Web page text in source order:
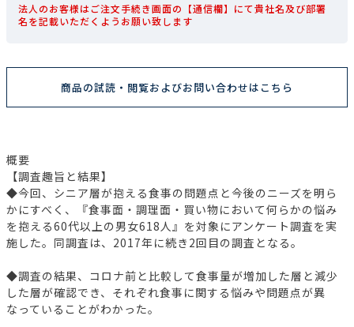
法人のお客様はご注文手続き画面の【通信欄】にて貴社名及び部署
名を記載いただくようお願い致します
商品の試読・閲覧およびお問い合わせはこちら
概要
【調査趣旨と結果】
◆今回、シニア層が抱える食事の問題点と今後のニーズを明ら
かにすべく、『食事面・調理面・買い物において何らかの悩み
を抱える60代以上の男女618人』を対象にアンケート調査を実
施した。同調査は、2017年に続き2回目の調査となる。
◆調査の結果、コロナ前と比較して食事量が増加した層と減少
した層が確認でき、それぞれ食事に関する悩みや問題点が異
なっていることがわかった。